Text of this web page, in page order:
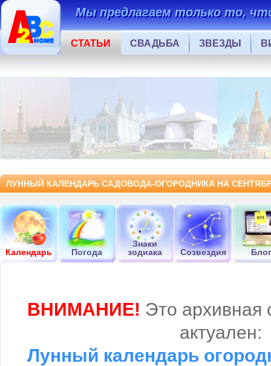
Мы предлагаем только то,
СТАТЬИ СВАДЬБА ЗВЕЗДЫ
ЛУННЫЙ КАЛЕНДАРЬ САДОВОДА-ОГОРОДНИКА НА
Календарь Погода
Знаки
зодиака
Созвездия Блог
ВНИМАНИЕ! Это архивная
актуален:
Лунный календарь